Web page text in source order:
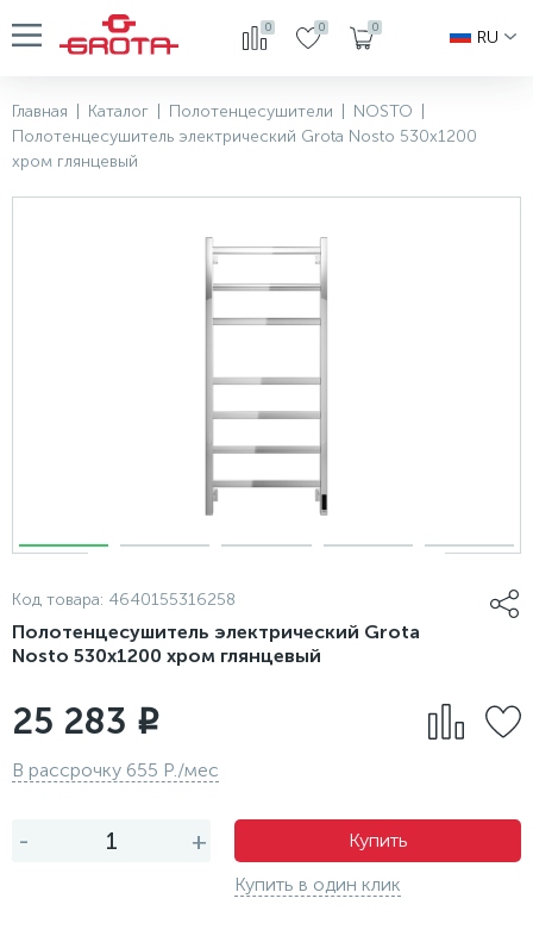
0 0 0
RU
Главная Каталог Полотенцесушители NOSTO
Полотенцесушитель электрический Grota Nosto 530х1200
хром глянцевый
Код товара: 4640155316258
Полотенцесушитель электрический Grota
Nosto 530х1200 хром глянцевый
25 283 i
В рассрочку 655 Р./мес
- +
Купить
Купить в один клик